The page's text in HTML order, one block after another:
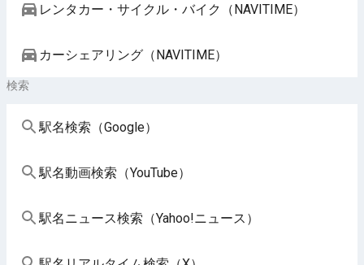
レンタカー・サイクル・バイク（NAVITIME）
カーシェアリング（NAVITIME）
検索
駅名検索（Google）
駅名動画検索（YouTube）
駅名ニュース検索（Yahoo!ニュース）